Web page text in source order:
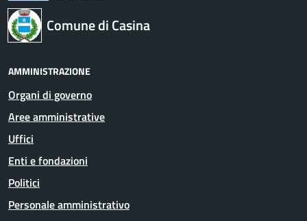
Comune di Casina
AMMINISTRAZIONE
Organi di governo
Aree amministrative
Uffici
Enti e fondazioni
Politici
Personale amministrativo